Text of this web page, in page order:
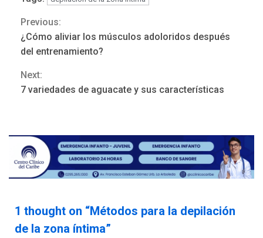
Continue
Reading
Previous:
¿Cómo aliviar los músculos adoloridos después
del entrenamiento?
Next:
7 variedades de aguacate y sus características
1 thought on “Métodos para la depilación
de la zona íntima”